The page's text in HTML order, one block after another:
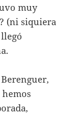
muy
(ni siquiera